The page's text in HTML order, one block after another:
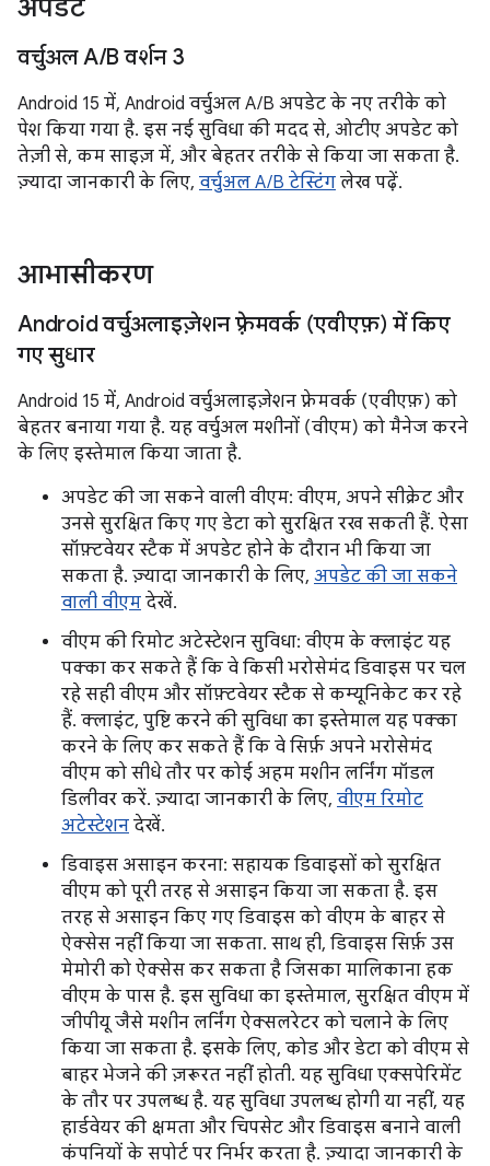
अपडेट
वर्चुअल A/B वर्शन 3
Android 15 में, Android वर्चुअल A/B अपडेट के नए तरीके को
पेश किया गया है. इस नई सुविधा की मदद से, ओटीए अपडेट को
तेज़ी से, कम साइज़ में, और बेहतर तरीके से किया जा सकता है.
ज़्यादा जानकारी के लिए, वर्चुअल A/B टेस्टिंग लेख पढ़ें.
आभासीकरण
Android वर्चुअलाइज़ेशन फ़्रेमवर्क (एवीएफ़) में किए
गए सुधार
Android 15 में, Android वर्चुअलाइज़ेशन फ़्रेमवर्क (एवीएफ़) को
बेहतर बनाया गया है. यह वर्चुअल मशीनों (वीएम) को मैनेज करने
के लिए इस्तेमाल किया जाता है.
अपडेट की जा सकने वाली वीएम: वीएम, अपने सीक्रेट और
उनसे सुरक्षित किए गए डेटा को सुरक्षित रख सकती हैं. ऐसा
सॉफ़्टवेयर स्टैक में अपडेट होने के दौरान भी किया जा
सकता है. ज़्यादा जानकारी के लिए, अपडेट की जा सकने
वाली वीएम देखें.
वीएम की रिमोट अटेस्टेशन सुविधा: वीएम के क्लाइंट यह
पक्का कर सकते हैं कि वे किसी भरोसेमंद डिवाइस पर चल
रहे सही वीएम और सॉफ़्टवेयर स्टैक से कम्यूनिकेट कर रहे
हैं. क्लाइंट, पुष्टि करने की सुविधा का इस्तेमाल यह पक्का
करने के लिए कर सकते हैं कि वे सिर्फ़ अपने भरोसेमंद
वीएम को सीधे तौर पर कोई अहम मशीन लर्निंग मॉडल
डिलीवर करें. ज़्यादा जानकारी के लिए, वीएम रिमोट
अटेस्टेशन देखें.
डिवाइस असाइन करना: सहायक डिवाइसों को सुरक्षित
वीएम को पूरी तरह से असाइन किया जा सकता है. इस
तरह से असाइन किए गए डिवाइस को वीएम के बाहर से
ऐक्सेस नहीं किया जा सकता. साथ ही, डिवाइस सिर्फ़ उस
मेमोरी को ऐक्सेस कर सकता है जिसका मालिकाना हक
वीएम के पास है. इस सुविधा का इस्तेमाल, सुरक्षित वीएम में
जीपीयू जैसे मशीन लर्निंग ऐक्सलरेटर को चलाने के लिए
किया जा सकता है. इसके लिए, कोड और डेटा को वीएम से
बाहर भेजने की ज़रूरत नहीं होती. यह सुविधा एक्सपेरिमेंट
के तौर पर उपलब्ध है. यह सुविधा उपलब्ध होगी या नहीं, यह
हार्डवेयर की क्षमता और चिपसेट और डिवाइस बनाने वाली
कंपनियों के सपोर्ट पर निर्भर करता है. ज़्यादा जानकारी के